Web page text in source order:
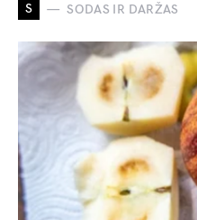
S SODAS IR DARŽAS